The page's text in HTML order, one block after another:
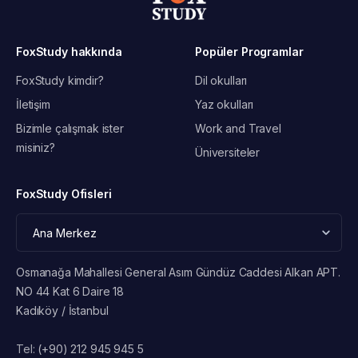
FoxStudy hakkında
FoxStudy kimdir?
İletişim
Bizimle çalışmak ister
misiniz?
Popüler Programlar
Dil okulları
Yaz okulları
Work and Travel
Üniversiteler
FoxStudy Ofisleri
Osmanağa Mahallesi General Asım Gündüz Caddesi Alkan APT.
NO 44 Kat 6 Daire 18
Kadıköy / İstanbul
Tel: (+90) 212 945 945 5